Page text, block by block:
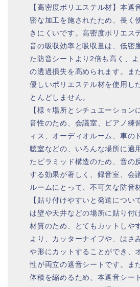
【高密度ポリエステル材】本遮
密な加工を施されたため、長く
きにくいです。高密度ポリエス
音の吸収効率と吸収量は、低密
た防音シートより2倍も高く、
の透過損失を高められます。ま
優しいポリエステル材を使用し
とんどしません。
【様々場所とシチュエーション
音性のため、会議室、ピアノ練
ィス、オーディオルーム、車の
聴室などの、いろんな場所に適
たピラミッド構造のため、音の
する効果が著しく、録音室、会
ルームにとって、不可欠な防音
【貼り付けやすいと発送につい
は壁や天井などの場所に貼り付
材質のため、とてもカットしや
より、カッターナイフや、はさ
や形にカットすることができ、
性が両立の遮音シートです。ま
体積を縮めるため、本遮音シー